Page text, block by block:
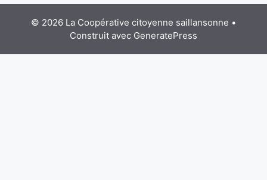
© 2026 La Coopérative citoyenne saillansonne •
Construit avec GeneratePress